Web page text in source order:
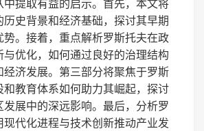
中提取有益的启示。首先，本文将
历史背景和经济基础，探讨其早期
势。接着，重点解析罗斯托夫在政
与优化，如何通过良好的治理结构
经济发展。第三部分将聚焦于罗斯
和教育体系如何助力其崛起，探讨
展中的深远影响。最后，分析罗
代化进程与技术创新推动产业发